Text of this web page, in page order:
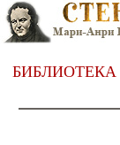
БИБЛИОТЕКА